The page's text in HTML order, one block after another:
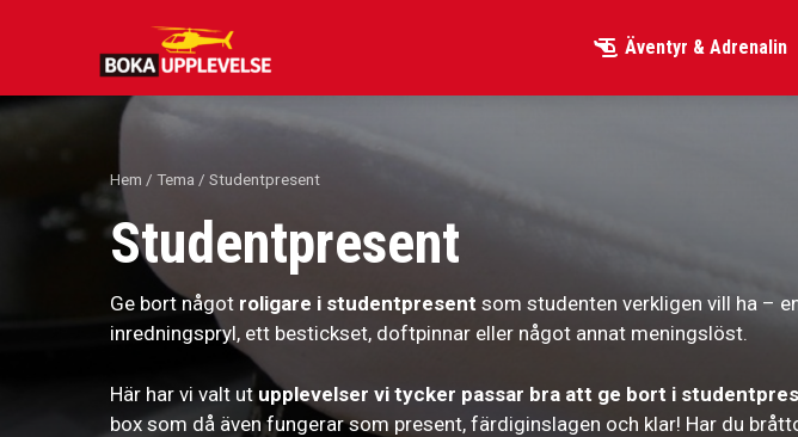
Äventyr & Adrenalin
Hem / Tema / Studentpresent
Studentpresent
Ge bort något roligare i studentpresent som studenten verkligen vill ha –
inredningspryl, ett bestickset, doftpinnar eller något annat meningslöst.
Här har vi valt ut upplevelser vi tycker passar bra att ge bort i
box som då även fungerar som present, färdiginslagen och klar! Har du